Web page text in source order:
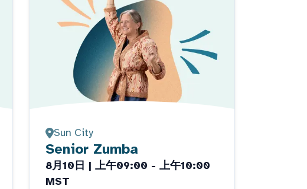
Sun City
Senior Zumba
8月10日 | 上午09:00 - 上午10:00
MST